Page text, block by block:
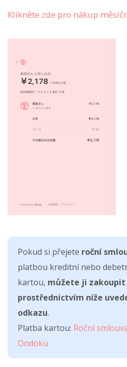
Klikněte zde pro nákup
Pokud si přejete roční
platbou kreditní nebo
kartou, můžete ji zakoupit
prostřednictvím níže
odkazu.
Platba kartou: Roční
Ondoku